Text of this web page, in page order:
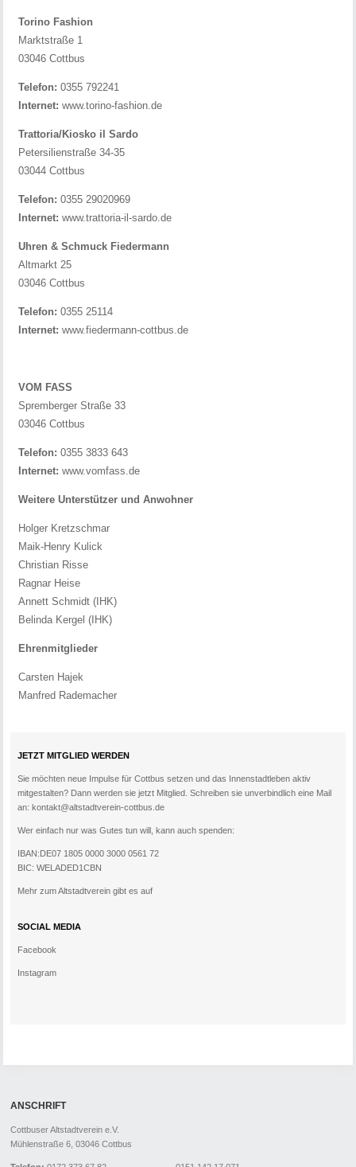
Torino Fashion
Marktstraße 1
03046 Cottbus
Telefon: 0355 792241
Internet: www.torino-fashion.de
Trattoria/Kiosko il Sardo
Petersilienstraße 34-35
03044 Cottbus
Telefon: 0355 29020969
Internet: www.trattoria-il-sardo.de
Uhren & Schmuck Fiedermann
Altmarkt 25
03046 Cottbus
Telefon: 0355 25114
Internet: www.fiedermann-cottbus.de
VOM FASS
Spremberger Straße 33
03046 Cottbus
Telefon: 0355 3833 643
Internet: www.vomfass.de
Weitere Unterstützer und Anwohner
Holger Kretzschmar
Maik-Henry Kulick
Christian Risse
Ragnar Heise
Annett Schmidt (IHK)
Belinda Kergel (IHK)
Ehrenmitglieder
Carsten Hajek
Manfred Rademacher
JETZT MITGLIED WERDEN
Sie möchten neue Impulse für Cottbus setzen und das Innenstadtleben aktiv
mitgestalten? Dann werden sie jetzt Mitglied. Schreiben sie unverbindlich eine Mail
an: kontakt@altstadtverein-cottbus.de
Wer einfach nur was Gutes tun will, kann auch spenden:
IBAN:DE07 1805 0000 3000 0561 72
BIC: WELADED1CBN
Mehr zum Altstadtverein gibt es auf
SOCIAL MEDIA
Facebook
Instagram
ANSCHRIFT
Cottbuser Altstadtverein e.V.
Mühlenstraße 6, 03046 Cottbus